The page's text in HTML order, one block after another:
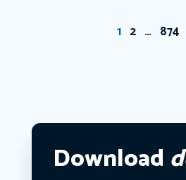
1 2 … 874
Download